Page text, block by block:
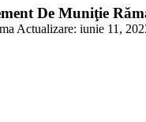
De Muniţie
Actualizare: iunie 11,